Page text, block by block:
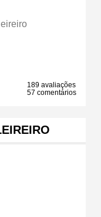
189 avaliações
57 comentários